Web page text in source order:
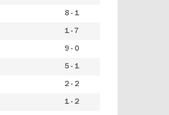
8 - 1
1 - 7
9 - 0
5 - 1
2 - 2
1 - 2